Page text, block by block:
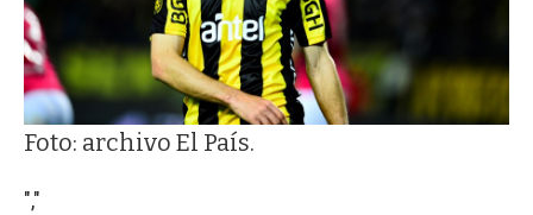
Foto: archivo El País.
","